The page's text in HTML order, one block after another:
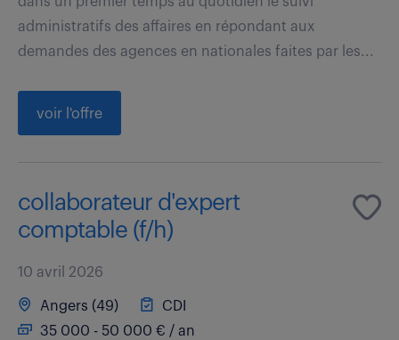
administratifs des affaires en répondant aux
demandes des agences en nationales faites par les...
voir l'offre
collaborateur d'expert
comptable (f/h)
10 avril 2026
Angers (49)
CDI
35 000 - 50 000 € / an